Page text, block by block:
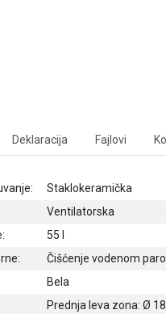
Deklaracija Fajlovi
Staklokeramička
Ventilatorska
55 l
Čišćenje vodenom
Bela
Prednja leva zona: Ø